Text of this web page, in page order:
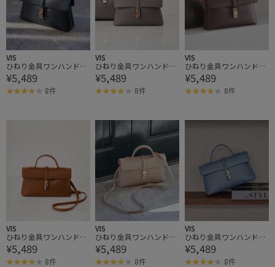
VIS
ひねり金具ワンハンドル
ミニショルダーバッグ/2
WAY,WEB限定カラーあり
¥5,489
8件
VIS
ひねり金具ワンハンドル
ミニショルダーバッグ/2
WAY,WEB限定カラーあり
¥5,489
8件
VIS
ひねり金具ワンハンドル
ミニショルダーバッグ/2
WAY,WEB限定カラーあり
¥5,489
8件
VIS
ひねり金具ワンハンドル
ミニショルダーバッグ/2
WAY,WEB限定カラーあり
¥5,489
8件
VIS
ひねり金具ワンハンドル
ミニショルダーバッグ/2
WAY,WEB限定カラーあり
¥5,489
8件
VIS
ひねり金具ワンハンドル
ミニショルダーバッグ/2
WAY,WEB限定カラーあり
¥5,489
8件